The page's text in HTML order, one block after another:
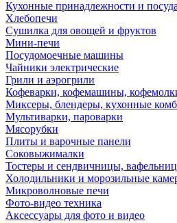
Кухонные принадлежности и посуда
Хлебопечи
Сушилка для овощей и фруктов
Мини-печи
Посудомоечные машины
Чайники электрические
Грили и аэрогрили
Кофеварки, кофемашины,
Миксеры, блендеры, кухонные
Мультиварки, пароварки
Мясорубки
Плиты и варочные панели
Соковыжималки
Тостеры и сендвичницы,
Холодильники и морозильные
Микроволновые печи
Фото-видео техника
Аксессуары для фото и видео